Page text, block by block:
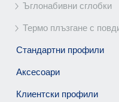
Ъглонабивни сглобки
Термо плъзгане с
Стандартни профили
Аксесоари
Клиентски профили